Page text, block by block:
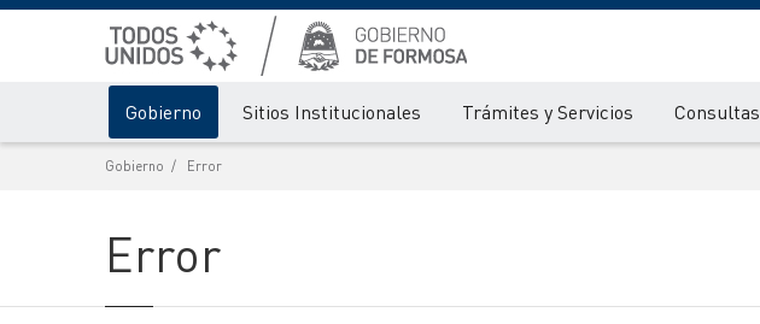
Gobierno Sitios Institucionales Trámites y Servicios Consultas
Gobierno Error
Error